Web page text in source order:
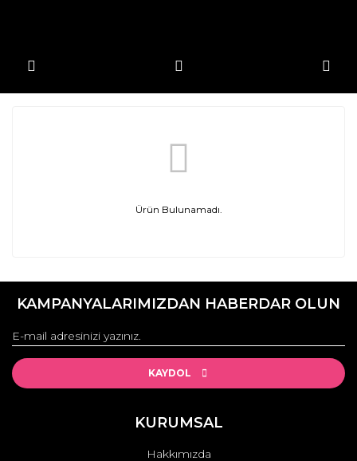
Ürün Bulunamadı.
KAMPANYALARIMIZDAN HABERDAR OLUN
KAYDOL
KURUMSAL
Hakkımızda